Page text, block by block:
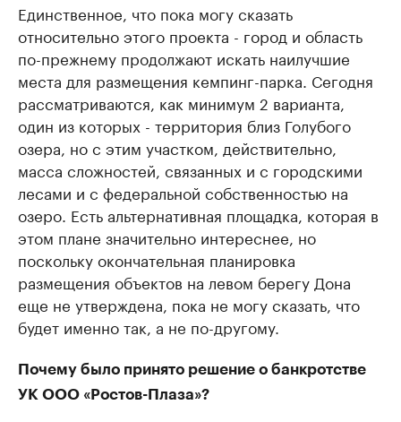
Единственное, что пока могу сказать
относительно этого проекта - город и область
по-прежнему продолжают искать наилучшие
места для размещения кемпинг-парка. Сегодня
рассматриваются, как минимум 2 варианта,
один из которых - территория близ Голубого
озера, но с этим участком, действительно,
масса сложностей, связанных и с городскими
лесами и с федеральной собственностью на
озеро. Есть альтернативная площадка, которая в
этом плане значительно интереснее, но
поскольку окончательная планировка
размещения объектов на левом берегу Дона
еще не утверждена, пока не могу сказать, что
будет именно так, а не по-другому.
Почему было принято решение о банкротстве
УК ООО «Ростов-Плаза»?